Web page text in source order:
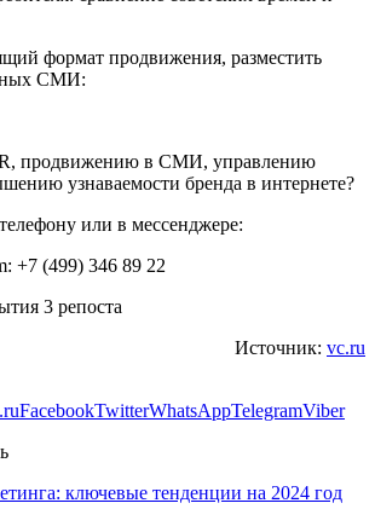
формат продвижения, разместить
СМИ:
продвижению в СМИ, управлению
узнаваемости бренда в интернете?
или в мессенджере:
+7 (499) 346 89 22
3 репоста
Источник: vc.ru
FacebookTwitterWhatsAppTelegramViber
ключевые тенденции на 2024 год